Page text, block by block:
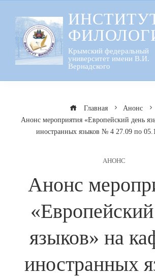
содержанию
Крымский федеральный
университет имени В.И.
Вернадского
Главная
Анонс
Анонс мероприятия «Европейский день
иностранных языков № 4 27.09 по
АНОНС
Анонс
языков» на
иностранных